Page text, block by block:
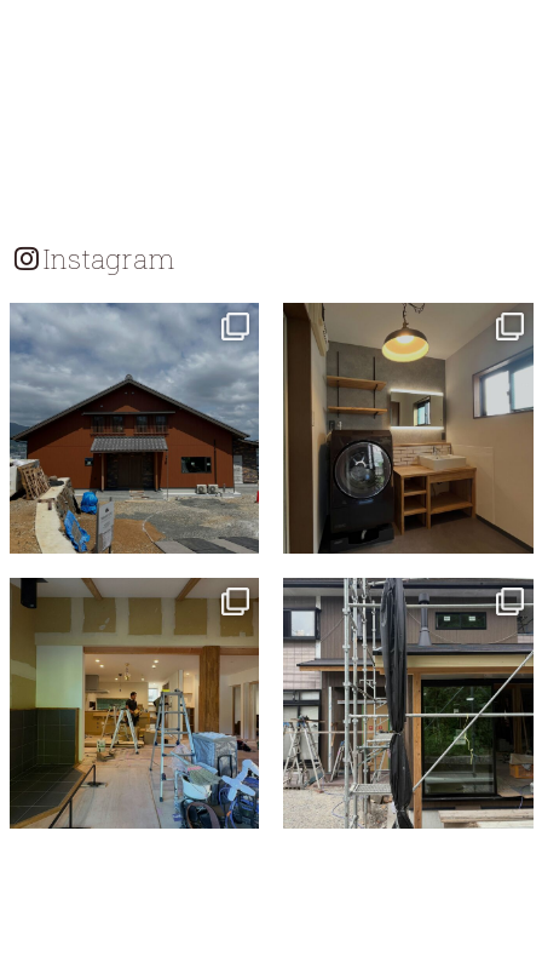
Instagram
tomohouseinc
tomohouseinc
7月 13
tomohouseinc
tomohouseinc
6月 3